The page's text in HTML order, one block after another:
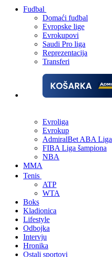
Fudbal
Domaći fudbal
Evropske lige
Evrokupovi
Saudi Pro liga
Reprezentacija
Transferi
Evroliga
Evrokup
AdmiralBet ABA Liga
FIBA Liga šampiona
NBA
MMA
Tenis
ATP
WTA
Boks
Kladionica
Lifestyle
Odbojka
Intervju
Hronika
Ostali sportovi